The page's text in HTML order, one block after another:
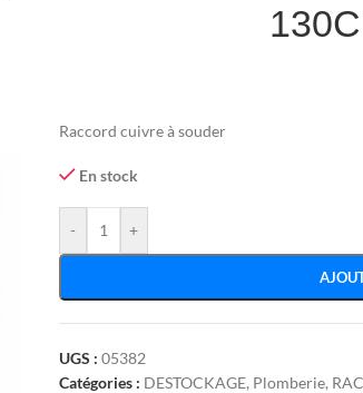
TE REDUIT
Raccord cuivre à souder
En stock
- +
UGS : 05382
Catégories : DESTOCKAGE, Plomberie,